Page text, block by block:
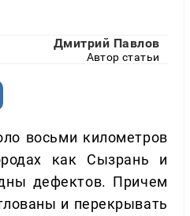
Дмитрий Павлов
Автор статьи
восьми километров
как Сызрань и
дефектов. Причем
и перекрывать